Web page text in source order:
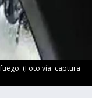
(Foto vía: captura